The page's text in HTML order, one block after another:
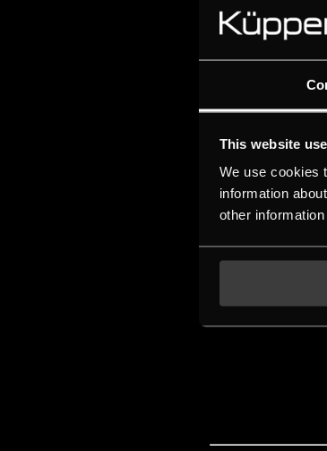
This website
We use cookies
information
other